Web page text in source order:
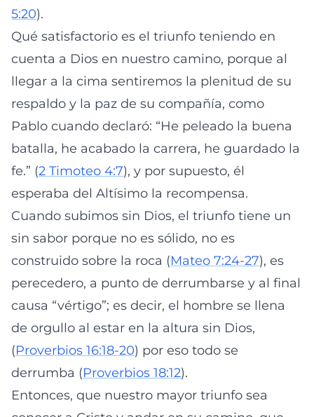
5:20).
Qué satisfactorio es el triunfo teniendo en
cuenta a Dios en nuestro camino, porque al
llegar a la cima sentiremos la plenitud de su
respaldo y la paz de su compañía, como
Pablo cuando declaró: “He peleado la buena
batalla, he acabado la carrera, he guardado la
fe.” (2 Timoteo 4:7), y por supuesto, él
esperaba del Altísimo la recompensa.
Cuando subimos sin Dios, el triunfo tiene un
sin sabor porque no es sólido, no es
construido sobre la roca (Mateo 7:24-27), es
perecedero, a punto de derrumbarse y al final
causa “vértigo”; es decir, el hombre se llena
de orgullo al estar en la altura sin Dios,
(Proverbios 16:18-20) por eso todo se
derrumba (Proverbios 18:12).
Entonces, que nuestro mayor triunfo sea